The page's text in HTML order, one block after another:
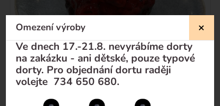
Čokomalinový košíček
Omezení výroby
Ve dnech 17.-21.8. nevyrábíme dorty
na zakázku - ani dětské, pouze typové
dorty. Pro objednání dortu raději
volejte 734 650 680.